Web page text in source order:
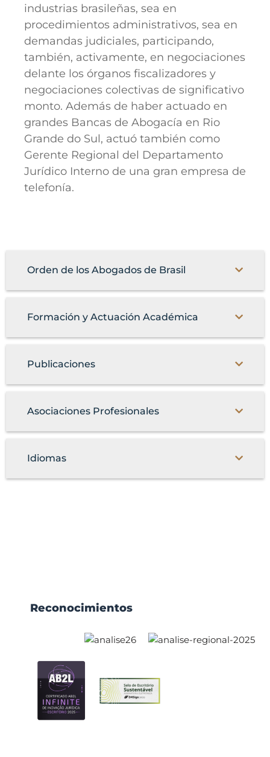
industrias brasileñas, sea en
procedimientos administrativos, sea en
demandas judiciales, participando,
también, activamente, en negociaciones
delante los órganos fiscalizadores y
negociaciones colectivas de significativo
monto. Además de haber actuado en
grandes Bancas de Abogacía en Rio
Grande do Sul, actuó también como
Gerente Regional del Departamento
Jurídico Interno de una gran empresa de
telefonía.
Orden de los Abogados de Brasil
Formación y Actuación Académica
Publicaciones
Asociaciones Profesionales
Idiomas
Reconocimientos